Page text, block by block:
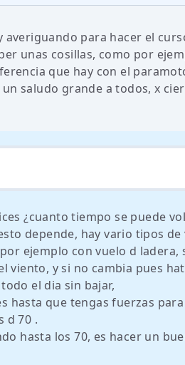
para hacer el
unas cosillas, como por
que hay con el
saludo grande a todos, x
¿cuanto tiempo se puede
depende, hay vario tipos
ejemplo con vuelo d ladera,
viento, y si no cambia pues
el dia sin bajar,
hasta que tengas fuerzas
d 70 .
hasta los 70, es hacer un